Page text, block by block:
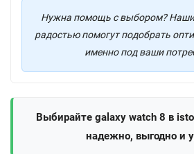
Нужна помощь с выбором? Наши
радостью помогут подобрать
именно под ваши
Выбирайте galaxy watch 8 в
надежно, выгодно и